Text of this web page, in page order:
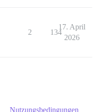
2 134
17. April
2026
Nutzungsbedingungen